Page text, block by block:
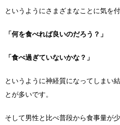
というようにさまざまなことに気を
「何を食べれば良いのだろう？」
「食べ過ぎていないかな？」
というように神経質になってしまい
とが多いです。
そして男性と比べ普段から食事量が